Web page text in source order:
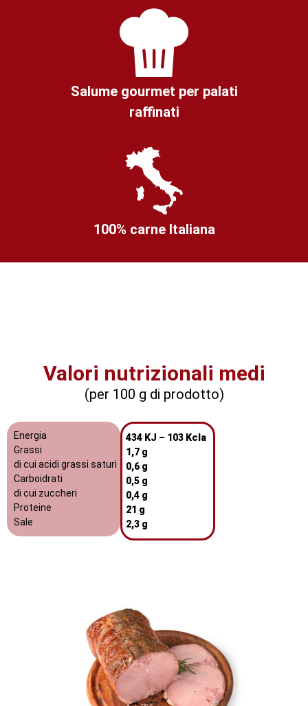
Salume gourmet per palati
raffinati
100% carne Italiana
Valori nutrizionali medi
(per 100 g di prodotto)
Energia
Grassi
di cui acidi grassi saturi
Carboidrati
di cui zuccheri
Proteine
Sale
434 KJ – 103 Kcla
1,7 g
0,6 g
0,5 g
0,4 g
21 g
2,3 g